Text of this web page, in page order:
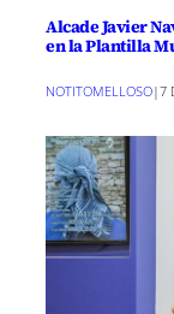
Alcade Javier
en la Plantilla
NOTITOMELLOSO|7